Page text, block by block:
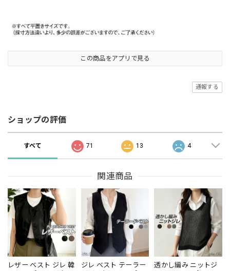
この商品をアプリで見る
通報する
ショップの評価
すべて 71 13 4
関連商品
レザー ベスト ジレ 韓
ジレ ベスト テーラー
透かし編み ニットジ